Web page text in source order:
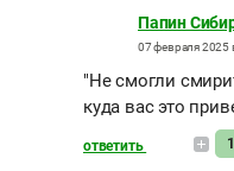
Папин
07 февраля 2025
"Не смогли
куда вас это
ответить